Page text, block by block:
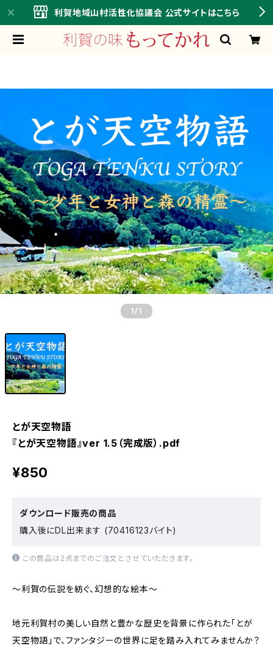
利賀地域山村活性化協議会 公式サイトはこちら
1 /1
とが天空物語
『とが天空物語』ver 1.5（完成版）.pdf
¥850
ダウンロード販売の商品
購入後にDL出来ます (70416123バイト)
この商品は2点までのご注文とさせていただきます。
〜利賀の伝説を紡ぐ、幻想的な絵本〜
地元利賀村の美しい自然と豊かな歴史を背景に作られた「とが
天空物語」で、ファンタジーの世界に足を踏み入れてみませんか？